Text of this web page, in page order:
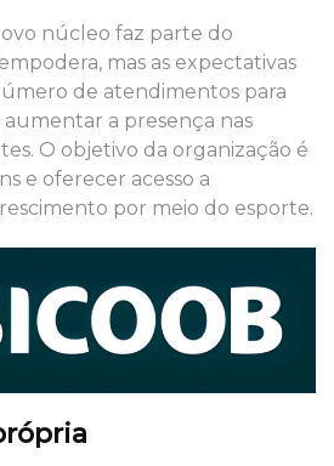
núcleo faz parte do
mas as expectativas
de atendimentos para
aumentar a presença nas
O objetivo da organização é
e oferecer acesso a
por meio do esporte.